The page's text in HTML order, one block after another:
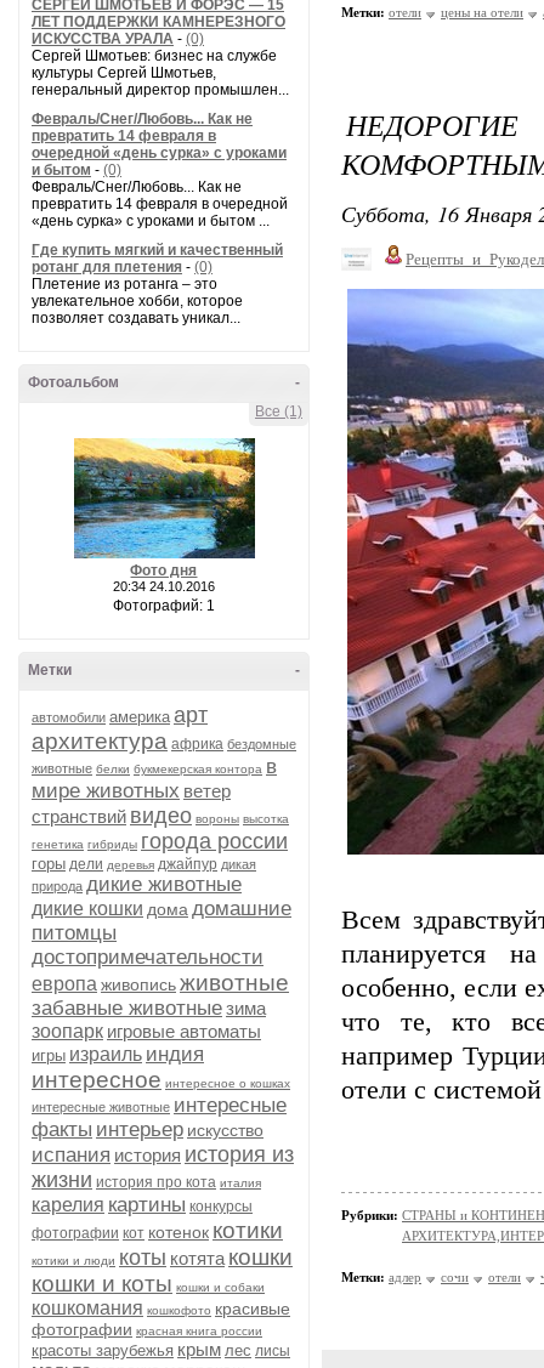
СЕРГЕЙ ШМОТЬЕВ И ФОРЭС — 15
ЛЕТ ПОДДЕРЖКИ КАМНЕРЕЗНОГО
ИСКУССТВА УРАЛА - (0)
Сергей Шмотьев: бизнес на службе
культуры Сергей Шмотьев,
генеральный директор промышлен...
Февраль/Снег/Любовь... Как не
превратить 14 февраля в
очередной «день сурка» с уроками
и бытом - (0)
Февраль/Снег/Любовь... Как не
превратить 14 февраля в очередной
«день сурка» с уроками и бытом ...
Где купить мягкий и качественный
ротанг для плетения - (0)
Плетение из ротанга – это
увлекательное хобби, которое
позволяет создавать уникал...
-
Фотоальбом
Все (1)
Фото дня
20:34 24.10.2016
Фотографий: 1
-
Метки
автомобили америка арт
архитектура африка бездомные
животные белки букмекерская контора в
мире животных ветер
странствий видео вороны высотка
генетика гибриды города россии
горы дели деревья джайпур дикая
природа дикие животные
дикие кошки дома домашние
питомцы
достопримечательности
европа живописьживотные
забавные животныезима
зоопарк игровые автоматы
игры израиль индия
интересное интересное о кошках
интересные животные интересные
факты интерьер искусство
испания история история из
жизни история про кота италия
карелия картины конкурсы
фотографии кот котенок котики
котики и люди коты котята кошки
кошки и коты кошки и собаки
кошкомания кошкофото красивые
фотографии красная книга россии
красоты зарубежья крым лес лисы
Метки: отели цены на отели
Суббота, 16 Января
Всем
планируется
особенно, если
что те, кто
например
отели с
Рубрики: СТРАНЫ и
Метки: адлер сочи отели